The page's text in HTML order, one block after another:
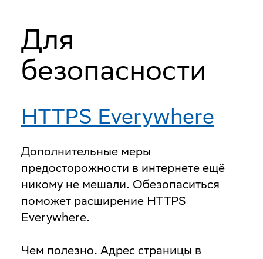
Для
безопасности
HTTPS Everywhere
Дополнительные меры
предосторожности в интернете ещё
никому не мешали. Обезопаситься
поможет расширение HTTPS
Everywhere.
Чем полезно. Адрес страницы в